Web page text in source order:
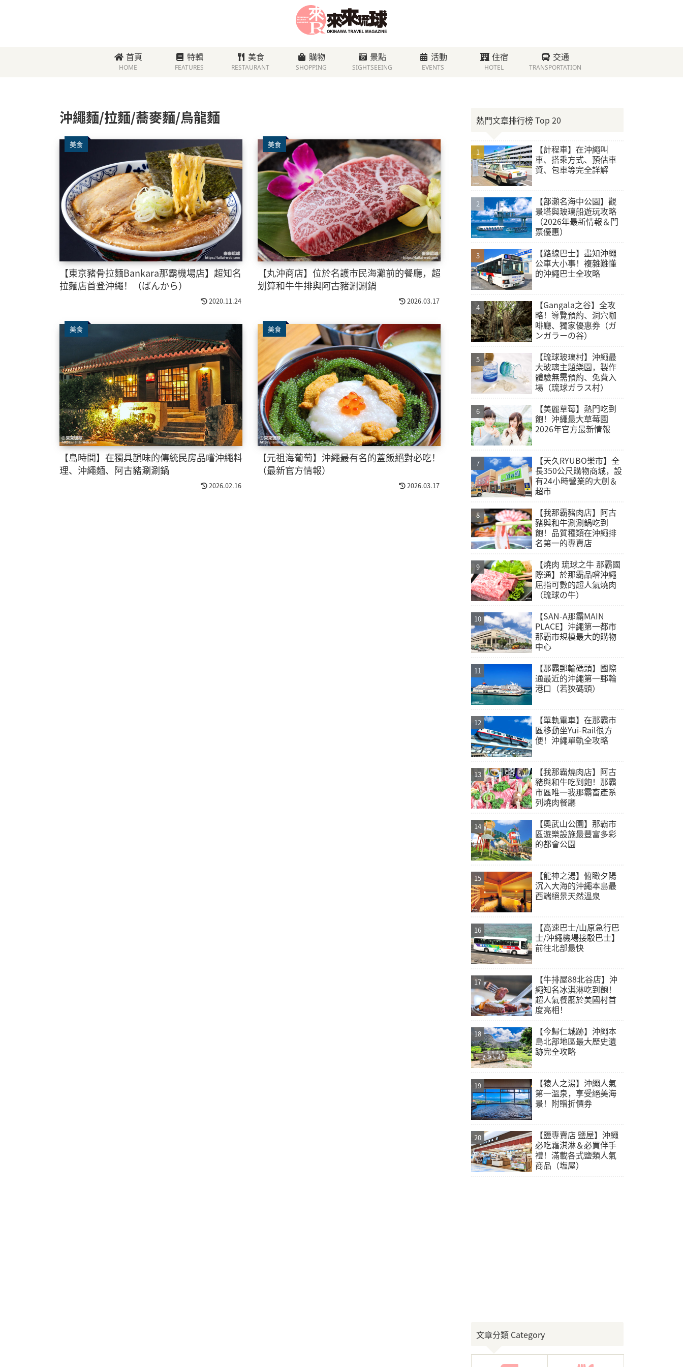
首頁
HOME
特輯
FEATURES
美食
RESTAURANT
購物
SHOPPING
景點
SIGHTSEEING
活動
EVENTS
住宿
HOTEL
交通
TRANSPORTATION
沖繩麵/拉麵/蕎麥麵/烏龍麵
美食
【東京豬骨拉麵Bankara那霸機場店】超知名
拉麵店首登沖繩！（ばんから）
2020.11.24
美食
【丸沖商店】位於名護市民海灘前的餐廳，超
划算和牛牛排與阿古豬涮涮鍋
2026.03.17
美食
【島時間】在獨具韻味的傳統民房品嚐沖繩料
理、沖繩麵、阿古豬涮涮鍋
2026.02.16
美食
【元祖海葡萄】沖繩最有名的蓋飯絕對必吃！
（最新官方情報）
2026.03.17
熱門文章排行榜 Top 20
【計程車】在沖繩叫
車、搭乘方式、預估車
資、包車等完全詳解
【部瀨名海中公園】觀
景塔與玻璃船遊玩攻略
（2026年最新情報＆門
票優惠）
【路線巴士】盡知沖繩
公車大小事！複雜難懂
的沖繩巴士全攻略
【Gangala之谷】全攻
略！導覽預約、洞穴咖
啡廳、獨家優惠券（ガ
ンガラーの谷）
【琉球玻璃村】沖繩最
大玻璃主題樂園，製作
體驗無需預約、免費入
場（琉球ガラス村）
【美麗草莓】熱門吃到
飽！沖繩最大草莓園
2026年官方最新情報
【天久RYUBO樂市】全
長350公尺購物商城，設
有24小時營業的大創＆
超市
【我那霸豬肉店】阿古
豬與和牛涮涮鍋吃到
飽！品質種類在沖繩排
名第一的專賣店
【燒肉 琉球之牛 那霸國
際通】於那霸品嚐沖繩
屈指可數的超人氣燒肉
（琉球の牛）
【SAN-A那霸MAIN
PLACE】沖繩第一都市
那霸市規模最大的購物
中心
【那霸郵輪碼頭】國際
通最近的沖繩第一郵輪
港口（若狹碼頭）
【單軌電車】在那霸市
區移動坐Yui-Rail很方
便！沖繩單軌全攻略
【我那霸燒肉店】阿古
豬與和牛吃到飽！那霸
市區唯一我那霸畜產系
列燒肉餐廳
【奧武山公園】那霸市
區遊樂設施最豐富多彩
的都會公園
【龍神之湯】俯瞰夕陽
沉入大海的沖繩本島最
西端絕景天然溫泉
【高速巴士/山原急行巴
士/沖繩機場接駁巴士】
前往北部最快
【牛排屋88北谷店】沖
繩知名冰淇淋吃到飽！
超人氣餐廳於美國村首
度亮相！
【今歸仁城跡】沖繩本
島北部地區最大歷史遺
跡完全攻略
【猿人之湯】沖繩人氣
第一溫泉，享受絕美海
景！附贈折價券
【鹽專賣店 鹽屋】沖繩
必吃霜淇淋＆必買伴手
禮！滿載各式鹽類人氣
商品（塩屋）
文章分類 Category